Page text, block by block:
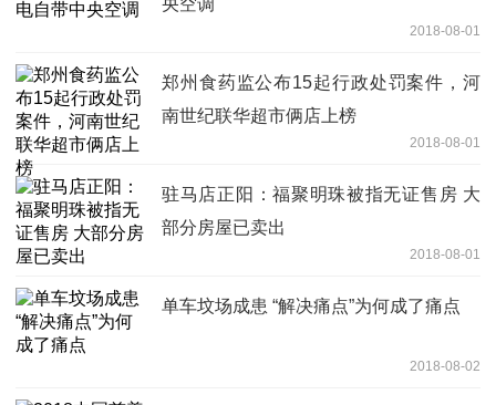
央空调
2018-08-01
郑州食药监公布15起行政处罚案件，河
南世纪联华超市俩店上榜
2018-08-01
驻马店正阳：福聚明珠被指无证售房 大
部分房屋已卖出
2018-08-01
单车坟场成患 “解决痛点”为何成了痛点
2018-08-02